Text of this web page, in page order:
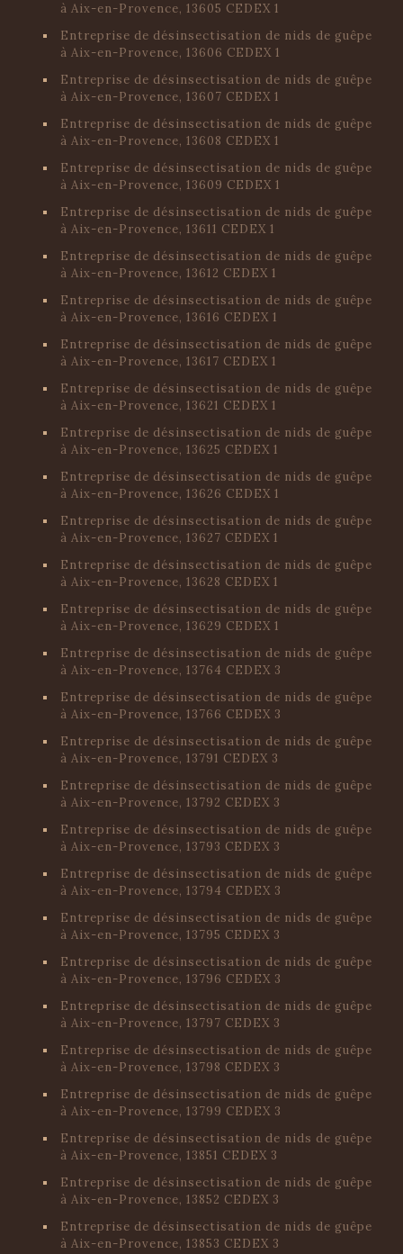
à Aix-en-Provence, 13605 CEDEX 1
Entreprise de désinsectisation de nids de guêpe
à Aix-en-Provence, 13606 CEDEX 1
Entreprise de désinsectisation de nids de guêpe
à Aix-en-Provence, 13607 CEDEX 1
Entreprise de désinsectisation de nids de guêpe
à Aix-en-Provence, 13608 CEDEX 1
Entreprise de désinsectisation de nids de guêpe
à Aix-en-Provence, 13609 CEDEX 1
Entreprise de désinsectisation de nids de guêpe
à Aix-en-Provence, 13611 CEDEX 1
Entreprise de désinsectisation de nids de guêpe
à Aix-en-Provence, 13612 CEDEX 1
Entreprise de désinsectisation de nids de guêpe
à Aix-en-Provence, 13616 CEDEX 1
Entreprise de désinsectisation de nids de guêpe
à Aix-en-Provence, 13617 CEDEX 1
Entreprise de désinsectisation de nids de guêpe
à Aix-en-Provence, 13621 CEDEX 1
Entreprise de désinsectisation de nids de guêpe
à Aix-en-Provence, 13625 CEDEX 1
Entreprise de désinsectisation de nids de guêpe
à Aix-en-Provence, 13626 CEDEX 1
Entreprise de désinsectisation de nids de guêpe
à Aix-en-Provence, 13627 CEDEX 1
Entreprise de désinsectisation de nids de guêpe
à Aix-en-Provence, 13628 CEDEX 1
Entreprise de désinsectisation de nids de guêpe
à Aix-en-Provence, 13629 CEDEX 1
Entreprise de désinsectisation de nids de guêpe
à Aix-en-Provence, 13764 CEDEX 3
Entreprise de désinsectisation de nids de guêpe
à Aix-en-Provence, 13766 CEDEX 3
Entreprise de désinsectisation de nids de guêpe
à Aix-en-Provence, 13791 CEDEX 3
Entreprise de désinsectisation de nids de guêpe
à Aix-en-Provence, 13792 CEDEX 3
Entreprise de désinsectisation de nids de guêpe
à Aix-en-Provence, 13793 CEDEX 3
Entreprise de désinsectisation de nids de guêpe
à Aix-en-Provence, 13794 CEDEX 3
Entreprise de désinsectisation de nids de guêpe
à Aix-en-Provence, 13795 CEDEX 3
Entreprise de désinsectisation de nids de guêpe
à Aix-en-Provence, 13796 CEDEX 3
Entreprise de désinsectisation de nids de guêpe
à Aix-en-Provence, 13797 CEDEX 3
Entreprise de désinsectisation de nids de guêpe
à Aix-en-Provence, 13798 CEDEX 3
Entreprise de désinsectisation de nids de guêpe
à Aix-en-Provence, 13799 CEDEX 3
Entreprise de désinsectisation de nids de guêpe
à Aix-en-Provence, 13851 CEDEX 3
Entreprise de désinsectisation de nids de guêpe
à Aix-en-Provence, 13852 CEDEX 3
Entreprise de désinsectisation de nids de guêpe
à Aix-en-Provence, 13853 CEDEX 3